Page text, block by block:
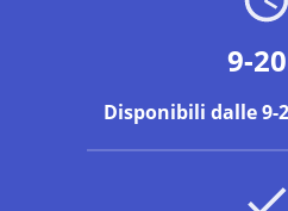
9-
Disponibili dalle 9-